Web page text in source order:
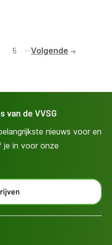
Ga
5 Volgende
van de VVSG
nieuws voor en
je in voor onze